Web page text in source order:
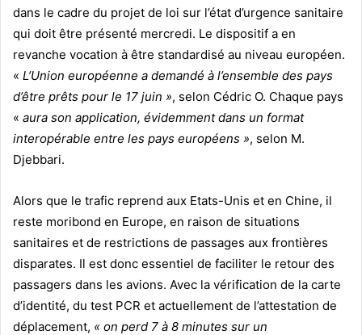
dans le cadre du projet de loi sur l’état d’urgence sanitaire
qui doit être présenté mercredi. Le dispositif a en
revanche vocation à être standardisé au niveau européen.
« L’Union européenne a demandé à l’ensemble des pays
d’être prêts pour le 17 juin », selon Cédric O. Chaque pays
« aura son application, évidemment dans un format
interopérable entre les pays européens », selon M.
Djebbari.
Alors que le trafic reprend aux Etats-Unis et en Chine, il
reste moribond en Europe, en raison de situations
sanitaires et de restrictions de passages aux frontières
disparates. Il est donc essentiel de faciliter le retour des
passagers dans les avions. Avec la vérification de la carte
d’identité, du test PCR et actuellement de l’attestation de
déplacement, « on perd 7 à 8 minutes sur un